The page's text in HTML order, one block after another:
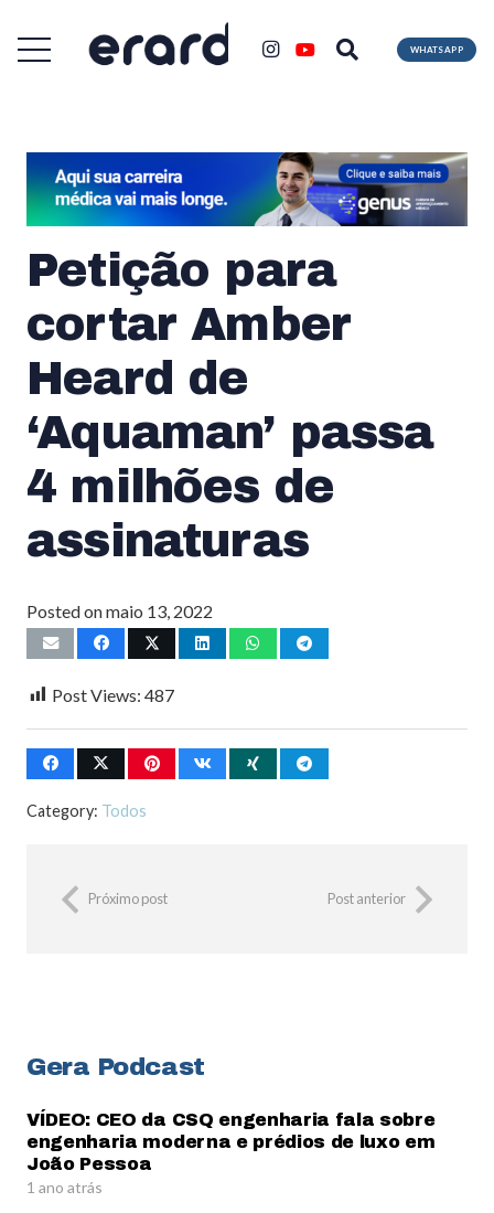
WHATSAPP
Petição para
cortar Amber
Heard de
‘Aquaman’ passa
4 milhões de
assinaturas
Posted onmaio 13, 2022
Post Views: 487
Category: Todos
Próximo post Post anterior
Gera Podcast
VÍDEO: CEO da CSQ engenharia fala sobre
engenharia moderna e prédios de luxo em
João Pessoa
1 ano atrás